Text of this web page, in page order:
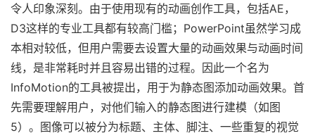
令人印象深刻。由于使用现有的动画创作工具，包括AE，
D3这样的专业工具都有较高门槛；PowerPoint虽然学习成
本相对较低，但用户需要去设置大量的动画效果与动画时间
线，是非常耗时并且容易出错的过程。因此一个名为
InfoMotion的工具被提出，用于为静态图添加动画效果。首
先需要理解用户，对他们输入的静态图进行建模（如图
5）。图像可以被分为标题、主体、脚注、一些重复的视觉